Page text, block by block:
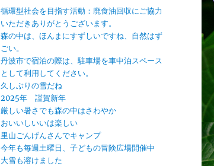
循環型社会を目指す活動：廃食油回収にご協力
いただきありがとうございます。
森の中は、ほんまにすずしいですね、自然はず
ごい。
丹波市で宿泊の際は、駐車場を車中泊スペース
として利用してください。
久しぶりの雪だね
2025年 謹賀新年
厳しい暑さでも森の中はさわやか
おいいしいいは楽しい
里山ごんげんさんでキャンプ
今年も毎週土曜日、子どもの冒険広場開催中
大雪も溶けました